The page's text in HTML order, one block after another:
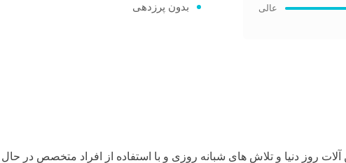
بدون پرزدهی
روز دنیا و تلاش های شبانه روزی و با استفاده از افراد متخصص در